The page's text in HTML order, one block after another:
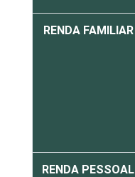
RENDA FAMILIAR
RENDA PESSOAL